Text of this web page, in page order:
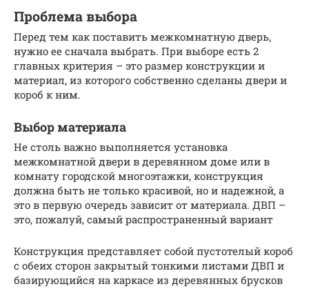
Проблема выбора
Перед тем как поставить межкомнатную дверь,
нужно ее сначала выбрать. При выборе есть 2
главных критерия – это размер конструкции и
материал, из которого собственно сделаны двери и
короб к ним.
Выбор материала
Не столь важно выполняется установка
межкомнатной двери в деревянном доме или в
комнату городской многоэтажки, конструкция
должна быть не только красивой, но и надежной, а
это в первую очередь зависит от материала. ДВП –
это, пожалуй, самый распространенный вариант
Конструкция представляет собой пустотелый короб
с обеих сторон закрытый тонкими листами ДВП и
базирующийся на каркасе из деревянных брусков